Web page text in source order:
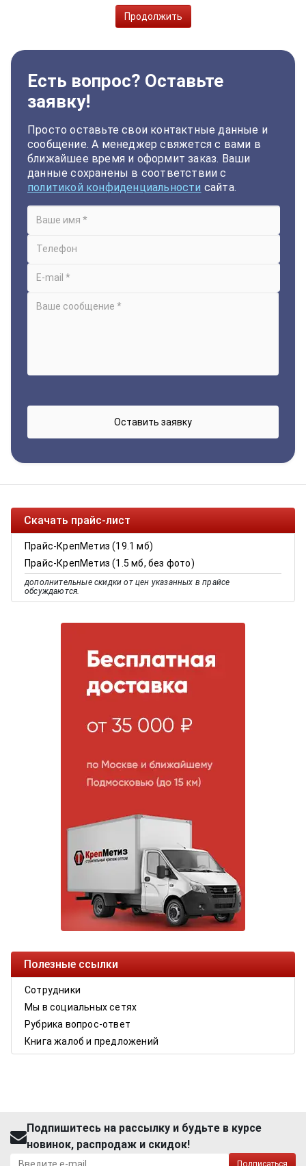
Продолжить
Есть вопрос? Оставьте
заявку!
Просто оставьте свои контактные данные и
сообщение. А менеджер свяжется с вами в
ближайшее время и оформит заказ. Ваши
данные сохранены в соответствии с
политикой конфиденциальности сайта.
Скачать прайс-лист
Прайс-КрепМетиз (19.1 мб)
Прайс-КрепМетиз (1.5 мб, без фото)
дополнительные скидки от цен указанных в прайсе
обсуждаются.
Полезные ссылки
Сотрудники
Мы в социальных сетях
Рубрика вопрос-ответ
Книга жалоб и предложений
Подпишитесь на рассылку и будьте в курсе
новинок, распродаж и скидок!
Подписаться